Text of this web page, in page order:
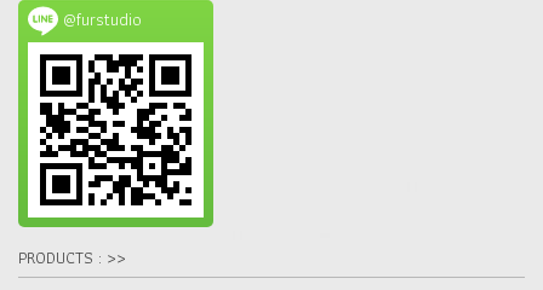
@furstudio
PRODUCTS : >>